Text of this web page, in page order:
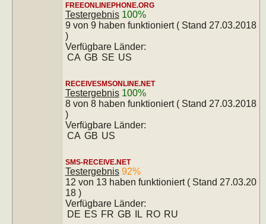
FREEONLINEPHONE.ORG
Testergebnis 100%
9 von 9 haben funktioniert ( Stand 27.03.2018
)
Verfügbare Länder:
CA GB SE US
RECEIVESMSONLINE.NET
Testergebnis 100%
8 von 8 haben funktioniert ( Stand 27.03.2018
)
Verfügbare Länder:
CA GB US
SMS-RECEIVE.NET
Testergebnis 92%
12 von 13 haben funktioniert ( Stand 27.03.20
18 )
Verfügbare Länder:
DE ES FR GB IL RO RU